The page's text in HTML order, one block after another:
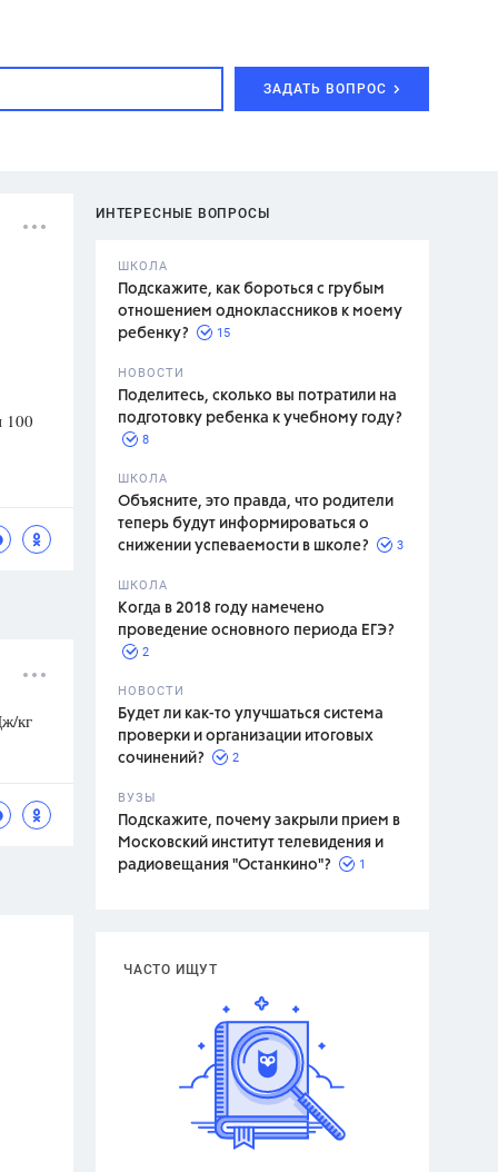
ЗАДАТЬ ВОПРОС
ИНТЕРЕСНЫЕ ВОПРОСЫ
ШКОЛА
Подскажите, как бороться с грубым
отношением одноклассников к моему
ребенку?
15
НОВОСТИ
Поделитесь, сколько вы потратили на
подготовку ребенка к учебному году?
8
ШКОЛА
Объясните, это правда, что родители
теперь будут информироваться о
снижении успеваемости в школе?
3
ШКОЛА
Когда в 2018 году намечено
проведение основного периода ЕГЭ?
2
НОВОСТИ
Будет ли как-то улучшаться система
проверки и организации итоговых
сочинений?
2
ВУЗЫ
Подскажите, почему закрыли прием в
Московский институт телевидения и
радиовещания "Останкино"?
1
ЧАСТО ИЩУТ
100
кг